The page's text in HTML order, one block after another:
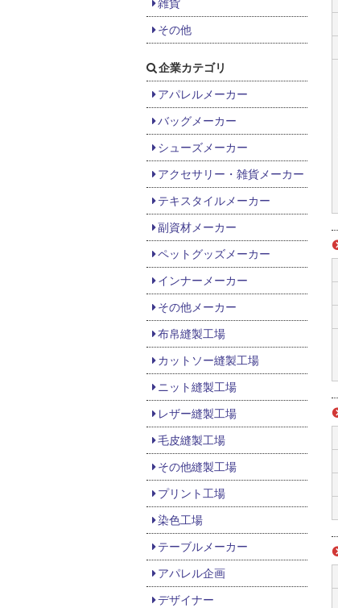
雑貨
その他
企業カテゴリ
アパレルメーカー
バッグメーカー
シューズメーカー
アクセサリー・雑貨メーカー
テキスタイルメーカー
副資材メーカー
ペットグッズメーカー
インナーメーカー
その他メーカー
布帛縫製工場
カットソー縫製工場
ニット縫製工場
レザー縫製工場
毛皮縫製工場
その他縫製工場
プリント工場
染色工場
テーブルメーカー
アパレル企画
デザイナー